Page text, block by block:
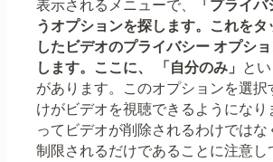
表示されるメニューで、
「プライ
うオプションを探します。これを
したビデオのプライバシー オプシ
します。ここに、
「自分のみ」 と
があります。このオプションを選
けがビデオを視聴できるようになり
ってビデオが削除されるわけでは
制限されるだけであることに注意し